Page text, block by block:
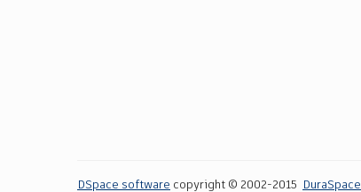
DSpace software copyright © 2002-2015
DuraSpace